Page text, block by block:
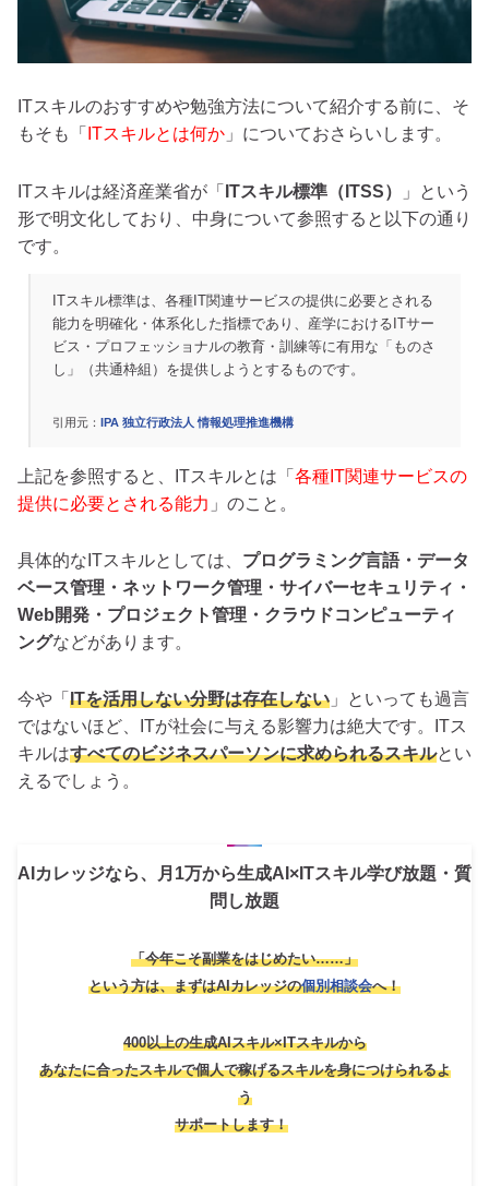
ITスキルのおすすめや勉強方法について紹介する前に、そ
もそも「 ITスキルとは何か 」についておさらいします。
ITスキルは経済産業省が「 ITスキル標準（ITSS）
」という
形で明文化しており、中身について参照すると以下の通り
です。
ITスキル標準は、各種IT関連サービスの提供に必要とされる
能力を明確化・体系化した指標であり、産学におけるITサー
ビス・プロフェッショナルの教育・訓練等に有用な「ものさ
し」（共通枠組）を提供しようとするものです。
引用元： IPA 独立行政法人 情報処理推進機構
上記を参照すると、ITスキルとは「 各種IT関連サービスの
提供に必要とされる能力 」のこと。
具体的なITスキルとしては、 プログラミング言語・データ
ベース管理・ネットワーク管理・サイバーセキュリティ・
Web開発・プロジェクト管理・クラウドコンピューティ
ングなどがあります。
今や「 ITを活用しない分野は存在しない 」といっても過言
ではないほど、ITが社会に与える影響力は絶大です。ITス
キルはすべてのビジネスパーソンに求められるスキルとい
えるでしょう。
AIカレッジなら、月1万から生成AI×ITスキル学び放題・質
問し放題
「今年こそ副業をはじめたい……」
という方は、まずはAIカレッジの個別相談会へ！
400以上の生成AIスキル×ITスキルから
あなたに合ったスキルで個人で稼げるスキルを身につけられるよ
う
サポートします！